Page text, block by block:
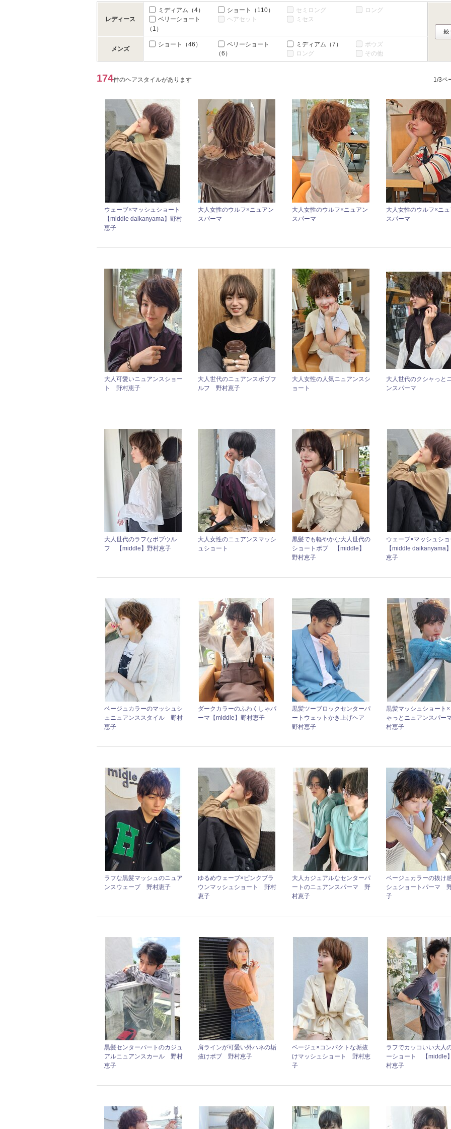
レディース
ミディアム （4） ショート （110） セミロング
ロング
ベリーショート
（1）
ヘアセット ミセス
メンズ
ショート （46）
ベリーショート
（6）
ミディアム （7）
ボウズ
ロング
その他
174件のヘアスタイルがあります 1/3ペ
ウェーブ×マッシュショート
【middle daikanyama】野村
恵子
大人女性のウルフ×ニュアン
スパーマ
大人女性のウルフ×ニュアン
スパーマ
大人女性のウルフ×ニ
スパーマ
大人可愛いニュアンスショー
ト 野村恵子
大人世代のニュアンスボブフ
ルフ 野村恵子
大人女性の人気ニュアンスシ
ョート
大人世代のクシャっと
ンスパーマ
大人世代のラフなボブウル
フ 【middle】野村恵子
大人女性のニュアンスマッシ
ュショート
黒髪でも軽やかな大人世代の
ショートボブ 【middle】
野村恵子
ウェーブ×マッシュシ
【middle daikanyama
恵子
ベージュカラーのマッシュシ
ュニュアンススタイル 野村
恵子
ダークカラーのふわくしゃパ
ーマ【middle】野村恵子
黒髪ツーブロックセンターパ
ートウェットかき上げヘア
野村恵子
黒髪マッシュショート×
ゃっとニュアンスパ
村恵子
ラフな黒髪マッシュのニュア
ンスウェーブ 野村恵子
ゆるめウェーブ×ピンクブラ
ウンマッシュショート 野村
恵子
大人カジュアルなセンターパ
ートのニュアンスパーマ 野
村恵子
ベージュカラーの抜け
シュショートパーマ
子
黒髪センターパートのカジュ
アルニュアンスカール 野村
恵子
肩ラインが可愛い外ハネの垢
抜けボブ 野村恵子
ベージュ×コンパクトな垢抜
けマッシュショート 野村恵
子
ラフでカッコいい大人
ーショート 【middle
村恵子